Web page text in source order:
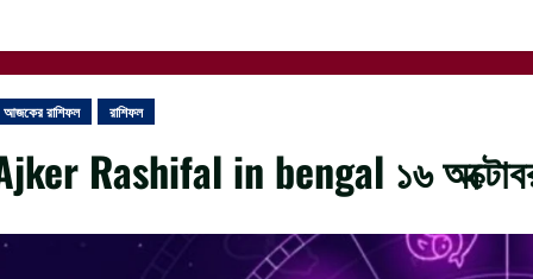
আজকের রাশিফল রাশিফল
Rashifal in bengal ১৬